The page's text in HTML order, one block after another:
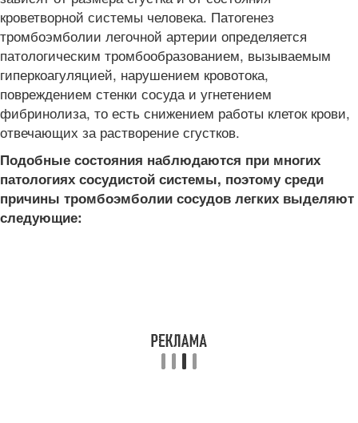
кроветворной системы человека. Патогенез
тромбоэмболии легочной артерии определяется
патологическим тромбообразованием, вызываемым
гиперкоагуляцией, нарушением кровотока,
повреждением стенки сосуда и угнетением
фибринолиза, то есть снижением работы клеток крови,
отвечающих за растворение сгустков.
Подобные состояния наблюдаются при многих
патологиях сосудистой системы, поэтому среди
причины тромбоэмболии сосудов легких выделяют
следующие: